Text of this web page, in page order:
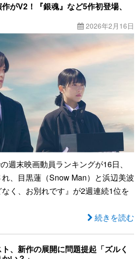
がV2！『銀魂』など5作初登場、
2026年2月16日
週末映画動員ランキングが16日、
、目黒蓮（Snow Man）と浜辺美波
く、お別れです』が2週連続1位を
続きを読む
ト、新作の展開に問題提起「ズルく